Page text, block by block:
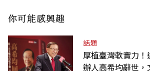
你可能感興趣
話題
厚植臺灣軟實力
辦人高希均辭世，